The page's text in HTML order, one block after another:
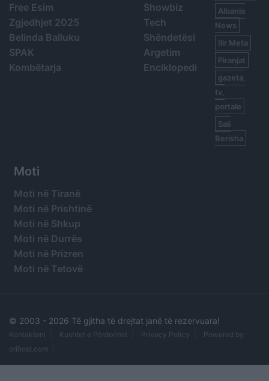
Free Esim
Zgjedhjet 2025
Belinda Balluku
SPAK
Kombëtarja
Showbiz
Tech
Shëndetësi
Argetim
Enciklopedi
Albania
News
Ilir Meta
Piranjat
gazeta,
tv,
portale
Sali
Berisha
Moti
Moti në Tiranë
Moti në Prishtinë
Moti në Shkup
Moti në Durrës
Moti në Prizren
Moti në Tetovë
© 2003 - 2026 Të gjitha të drejtat janë të rezervuara!
Kontaktoni Kushtet e Përdorimit Privacy Policy
Powered by:
orihost.com